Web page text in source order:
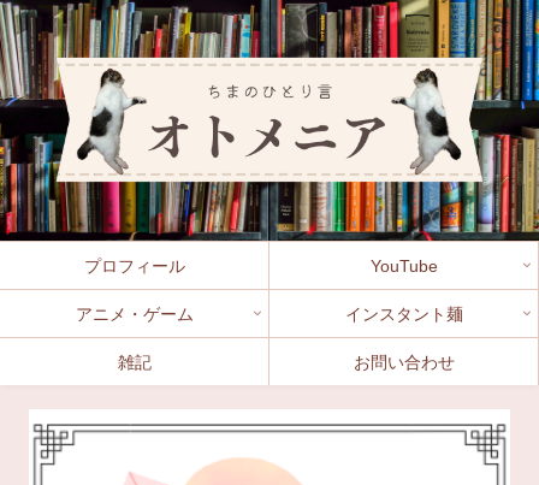
プロフィール YouTube
アニメ・ゲーム インスタント麺
雑記 お問い合わせ